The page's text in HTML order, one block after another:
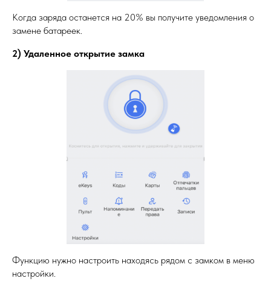
Когда заряда останется на 20% вы получите уведомления о
замене батареек.
2) Удаленное открытие замка
Функцию нужно настроить находясь рядом с замком в меню
настройки.